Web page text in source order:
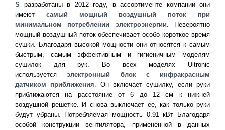
S разработаны в 2012 году, в ассортименте компании они
имеют самый мощный воздушный поток при
минимальном потреблении электроэнергии. Невероятно
мощный воздушный поток обеспечивает особо короткое время
сушки. Благодаря высокой мощности они относятся к самым
быстрым, самым эффективным и гигиеничным моделям
сушилок для рук.
Во всех моделях Ultronic
используетсяэлектронный блок с инфракрасным
датчиком приближения. Он включает сушилку, если руки
приближаются на расстояние от 6 до 12 см к нижней
воздушной решетке. И снова выключает ее, как только руки
будут убраны.
Потребляемая мощность 0.91 кВт Благодаря
особой конструкции вентилятора, примененной в данных